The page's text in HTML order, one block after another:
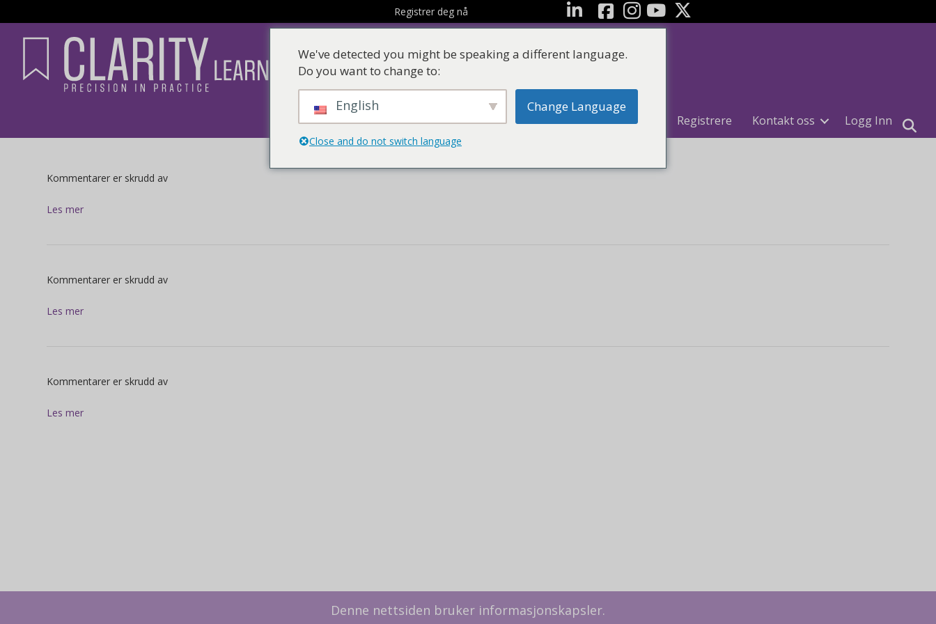
Registrer deg nå LinkedInFacebook YouTube
Ressurser Læringssuiter Registrere Kontakt oss Logg Inn
Kommentarer er skrudd avfor
Les mer
Kommentarer er skrudd avfor
Les mer
Kommentarer er skrudd avfor
Les mer
We've detected you might be speaking a different language.
Do you want to change to:
English Change Language
Close and do not switch language
Denne nettsiden bruker informasjonskapsler.